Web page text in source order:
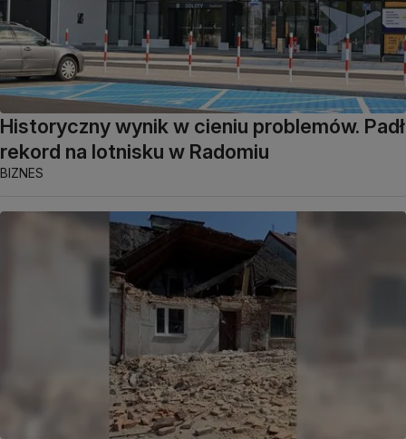
Historyczny wynik w cieniu problemów. Padł
rekord na lotnisku w Radomiu
BIZNES